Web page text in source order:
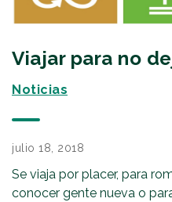
Viajar para no
Noticias
julio 18, 2018
Se viaja por placer, para
conocer gente nueva o